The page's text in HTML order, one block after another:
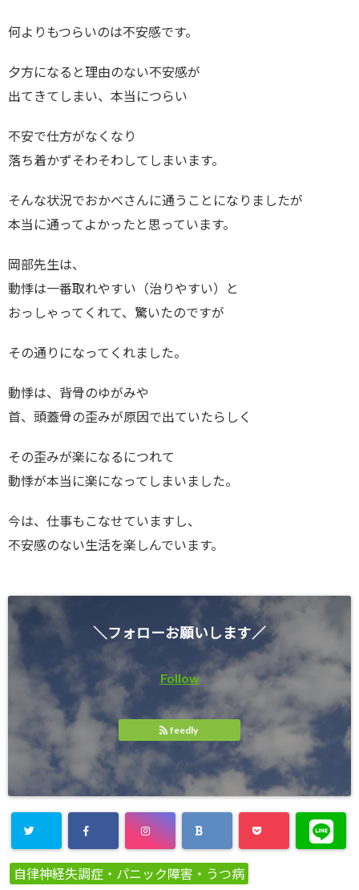
何よりもつらいのは不安感です。
夕方になると理由のない不安感が
出てきてしまい、本当につらい
不安で仕方がなくなり
落ち着かずそわそわしてしまいます。
そんな状況でおかべさんに通うことになりましたが
本当に通ってよかったと思っています。
岡部先生は、
動悸は一番取れやすい（治りやすい）と
おっしゃってくれて、驚いたのですが
その通りになってくれました。
動悸は、背骨のゆがみや
首、頭蓋骨の歪みが原因で出ていたらしく
その歪みが楽になるにつれて
動悸が本当に楽になってしまいました。
今は、仕事もこなせていますし、
不安感のない生活を楽しんでいます。
＼フォローお願いします／
Follow
feedly
自律神経失調症・パニック障害・うつ病